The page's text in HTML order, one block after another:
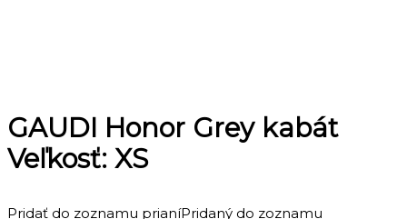
GAUDI Honor Grey kabát
Veľkosť: XS
Pridať do zoznamu prianíPridaný do zoznamu